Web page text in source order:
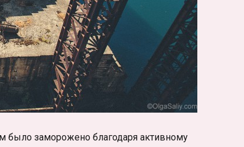
было заморожено благодаря активному